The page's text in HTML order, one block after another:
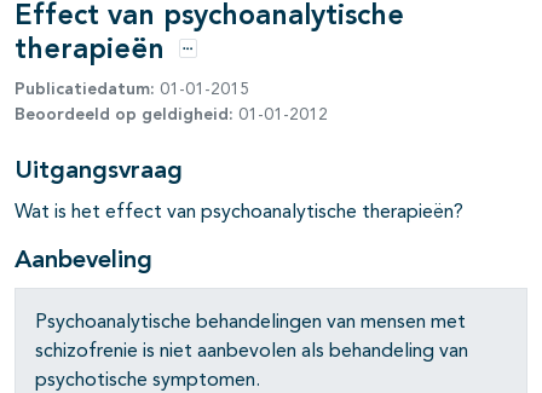
open- en dichtklappen
Effect van psychoanalytische
therapieën
Opties
Publicatiedatum: 01-01-2015
Beoordeeld op geldigheid: 01-01-2012
Uitgangsvraag
Wat is het effect van psychoanalytische therapieën?
Aanbeveling
Psychoanalytische behandelingen van mensen met
schizofrenie is niet aanbevolen als behandeling van
psychotische symptomen.